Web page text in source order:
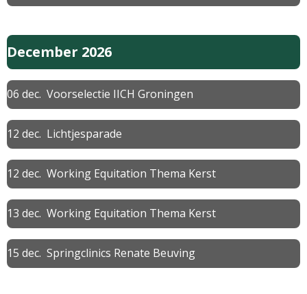
December 2026
06 dec. Voorselectie IICH Groningen
12 dec. Lichtjesparade
12 dec. Working Equitation Thema Kerst
13 dec. Working Equitation Thema Kerst
15 dec. Springclinics Renate Beuving